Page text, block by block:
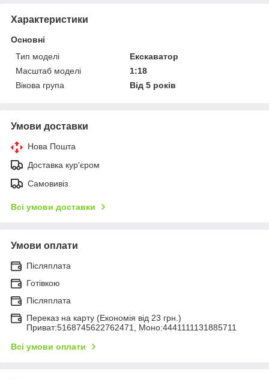
Характеристики
Основні
Тип моделі
Екскаватор
Масштаб моделі
1:18
Вікова група
Від 5 років
Умови доставки
Нова Пошта
Доставка кур'єром
Самовивіз
Всі умови доставки
Умови оплати
Післяплата
Готівкою
Післяплата
Переказ на карту (Економія від 23 грн.)
Приват:5168745622762471, Моно:4441111131885711
Всі умови оплати